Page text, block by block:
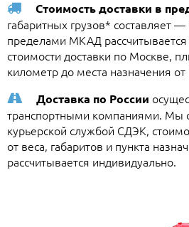
Стоимость доставки в
габаритных грузов* составляет
пределами МКАД рассчитывается
стоимости доставки по Москве,
километр до места назначения
Доставка по России
транспортными компаниями. Мы
курьерской службой СДЭК,
от веса, габаритов и пункта
рассчитывается индивидуально.